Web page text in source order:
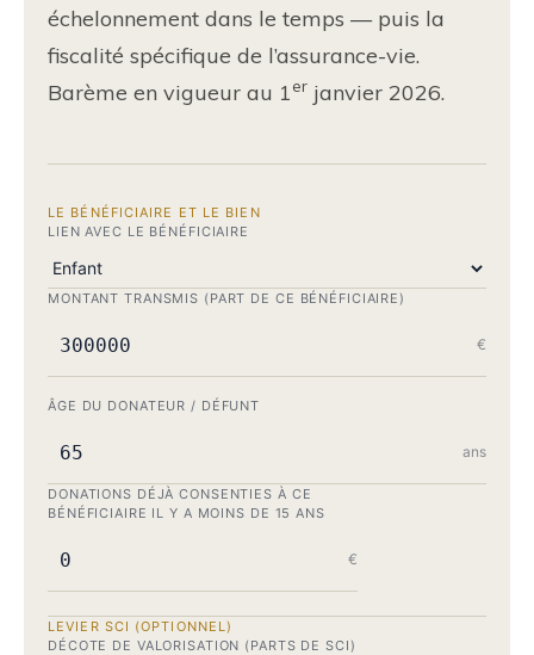
échelonnement dans le temps — puis la
fiscalité spécifique de l’assurance-vie.
Barème en vigueur au 1er janvier 2026.
LE BÉNÉFICIAIRE ET LE BIEN
LIEN AVEC LE BÉNÉFICIAIRE
MONTANT TRANSMIS (PART DE CE BÉNÉFICIAIRE)
€
ÂGE DU DONATEUR / DÉFUNT
ans
DONATIONS DÉJÀ CONSENTIES À CE
BÉNÉFICIAIRE IL Y A MOINS DE 15 ANS
€
LEVIER SCI (OPTIONNEL)
DÉCOTE DE VALORISATION (PARTS DE SCI)